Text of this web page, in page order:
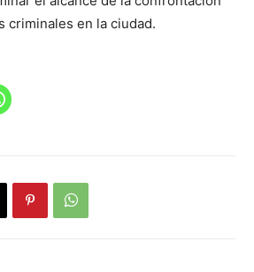
criminales en la ciudad.